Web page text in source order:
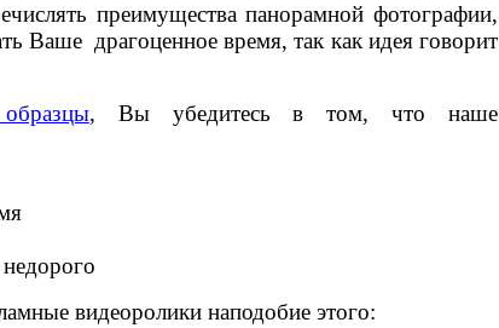
преимущества панорамной фотографии,
Ваше драгоценное время, так как идея говорит
, Вы убедитесь в том, что наше
видеоролики наподобие этого: